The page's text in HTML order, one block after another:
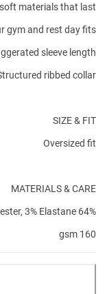
materials that last
gym and rest day fits
sleeve length
ribbed collar
SIZE & FIT
Oversized fit
MATERIALS & CARE
64% Cotton, 33% Polyester, 3% Elastane
160 gsm